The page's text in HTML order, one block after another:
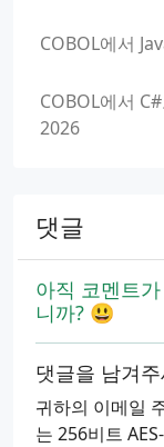
COBOL에서
COBOL에서
2026
댓글
아직 코멘트
니까? 😃
댓글을 남겨
귀하의 이메일
는 256비트